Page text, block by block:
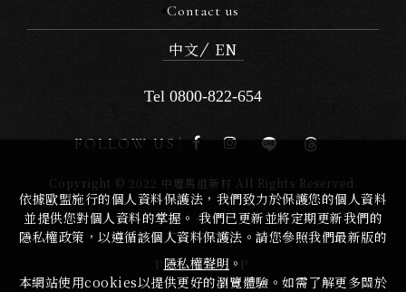
Contact us
中文 EN
Tel 0800-822-654
FOLLOW US
Copyright © 2022 中壢馬祖新村 All Rights Reserved.
PAGE TOP
依據歐盟施行的個人資料保護法，我們致力於保護您的個人資料
並提供您對個人資料的掌握。 我們已更新並將定期更新我們的
隱私權政策，以遵循該個人資料保護法。請您參照我們最新版的
隱私權聲明 。
本網站使用cookies以提供更好的瀏覽體驗。如需了解更多關於